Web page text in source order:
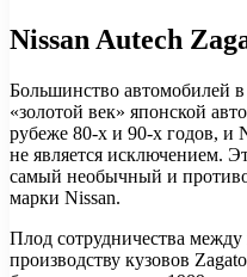
Nissan Autech
Большинство автомобилей
«золотой век» японской
рубеже 80-х и 90-х годов, и
не является исключением.
самый необычный и
марки Nissan.
Плод сотрудничества
производству кузовов